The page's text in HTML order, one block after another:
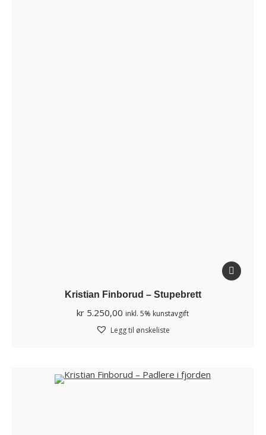
Kristian Finborud – Stupebrett
kr 5.250,00 inkl. 5% kunstavgift
Legg til ønskeliste